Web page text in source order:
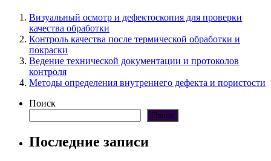
Визуальный осмотр и дефектоскопия для проверки
качества обработки
Контроль качества после термической обработки и
покраски
Ведение технической документации и протоколов
контроля
Методы определения внутреннего дефекта и пористости
Поиск
Поиск
Последние записи